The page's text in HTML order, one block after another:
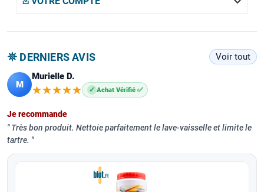
𖤓 DERNIERS AVIS Voir tout
M
Murielle D.
★★★★★
★★★★★ ✓ Achat Vérifié ✅
Je recommande
Très bon produit. Nettoie parfaitement le lave-vaisselle et limite le
tartre.